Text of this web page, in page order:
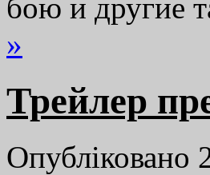
бою и другие
»
Трейлер
Опубліковано